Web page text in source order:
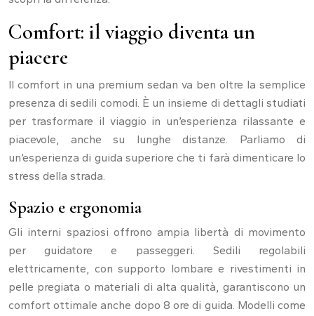
Comfort: il viaggio diventa un
piacere
Il comfort in una premium sedan va ben oltre la semplice
presenza di sedili comodi. È un insieme di dettagli studiati
per trasformare il viaggio in un’esperienza rilassante e
piacevole, anche su lunghe distanze. Parliamo di
un’esperienza di guida superiore che ti farà dimenticare lo
stress della strada.
Spazio e ergonomia
Gli interni spaziosi offrono ampia libertà di movimento
per guidatore e passeggeri. Sedili regolabili
elettricamente, con supporto lombare e rivestimenti in
pelle pregiata o materiali di alta qualità, garantiscono un
comfort ottimale anche dopo 8 ore di guida. Modelli come